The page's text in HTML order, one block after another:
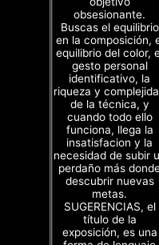
obsesionante.
Buscas el equilibrio
en la composición,
equilibrio del color,
gesto personal
identificativo, la
riqueza y
de la técnica, y
cuando todo ello
funciona, llega la
insatisfacion y la
necesidad de subir
perdaño más
descubrir nuevas
metas.
SUGERENCIAS, el
título de la
exposición, es una